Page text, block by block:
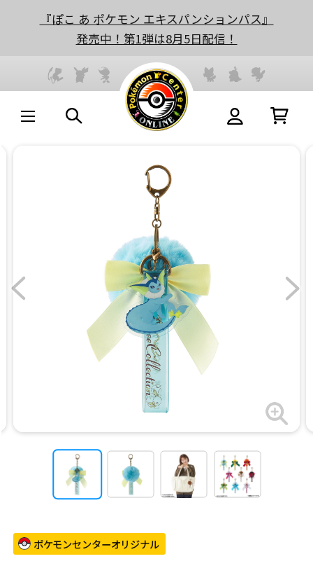
『ぽこ あ ポケモン エキスパンションパス』
発売中！第1弾は8月5日配信！
ポケモンセンターオリジナル